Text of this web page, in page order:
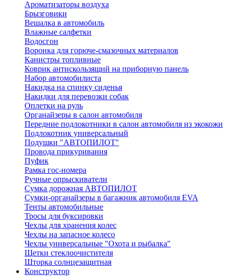
Ароматизаторы воздуха
Брызговики
Вешалка в автомобиль
Влажные салфетки
Водосгон
Воронка для горюче-смазочных материалов
Канистры топливные
Коврик антискользящий на приборную панель
Набор автомобилиста
Накидка на спинку сиденья
Накидки для перевозки собак
Оплетки на руль
Органайзеры в салон автомобиля
Передние подлокотники в салон автомобиля из экокожи
Подлокотник универсальный
Подушки "АВТОПИЛОТ"
Провода прикуривания
Пуфик
Рамка гос-номера
Ручные опрыскиватели
Сумка дорожная АВТОПИЛОТ
Сумки-органайзеры в багажник автомобиля EVA
Тенты автомобильные
Тросы для буксировки
Чехлы для хранения колес
Чехлы на запасное колесо
Чехлы универсальные "Охота и рыбалка"
Щетки стеклоочистителя
Шторка солнцезащитная
Конструктор